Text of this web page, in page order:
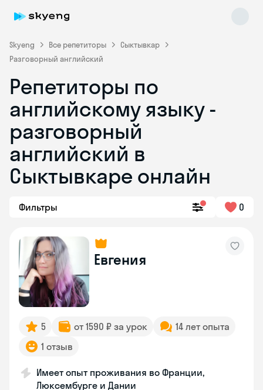
Skyeng Все репетиторы
Сыктывкар
Разговорный английский
Репетиторы по
английскому языку -
разговорный
английский в
Сыктывкаре онлайн
Фильтры 0
Евгения
5 от 1590 ₽ за урок
14 лет опыта
1 отзыв
Имеет опыт проживания во Франции,
Люксембурге и Дании
Skyeng Chat